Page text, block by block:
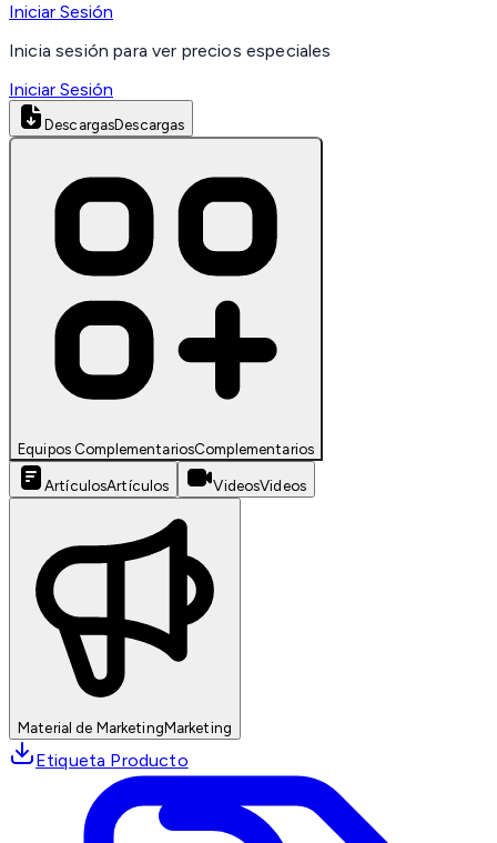
Iniciar Sesión
Inicia sesión para ver precios especiales
Iniciar Sesión
DescargasDescargas
Equipos ComplementariosComplementarios
ArtículosArtículos VideosVideos
Material de MarketingMarketing
Etiqueta Producto